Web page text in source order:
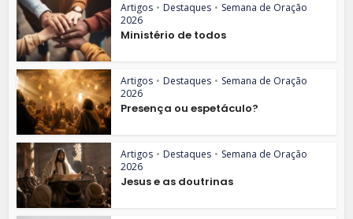
Artigos • Destaques • Semana de Oração
2026
Ministério de todos
Artigos • Destaques • Semana de Oração
2026
Presença ou espetáculo?
Artigos • Destaques • Semana de Oração
2026
Jesus e as doutrinas